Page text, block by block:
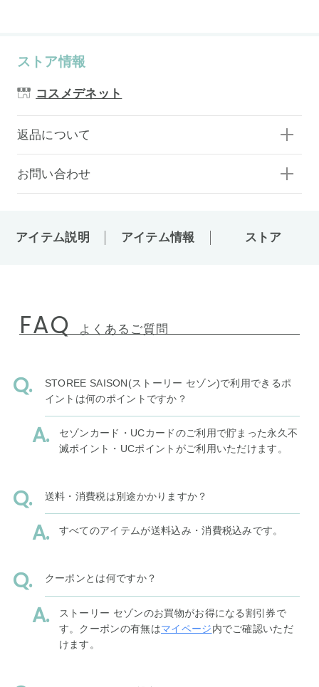
ストア情報
コスメデネット
返品について
お問い合わせ
アイテム説明 アイテム情報 ストア
FAQ よくあるご質問
STOREE SAISON(ストーリー セゾン)で利用できるポ
イントは何のポイントですか？
セゾンカード・UCカードのご利用で貯まった永久不
滅ポイント・UCポイントがご利用いただけます。
送料・消費税は別途かかりますか？
すべてのアイテムが送料込み・消費税込みです。
クーポンとは何ですか？
ストーリー セゾンのお買物がお得になる割引券で
す。クーポンの有無はマイページ内でご確認いただ
けます。